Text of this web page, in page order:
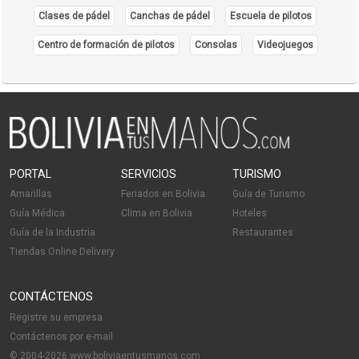
Clases de pádel Canchas de pádel Escuela de pilotos
Centro de formación de pilotos Consolas Videojuegos
PORTAL
Amarillas
Guía Médica
Guía de la Industria
Tiendas Online Delivery
SERVICIOS
Feriados en Bolivia
Clima en Bolivia
TURISMO
Guía de Turismo
Hoteles
Restaurantes
CONTÁCTENOS
Registre su empresa
Contáctenos por e-mail
© 2004-2026 www.boliviaentusmanos.com